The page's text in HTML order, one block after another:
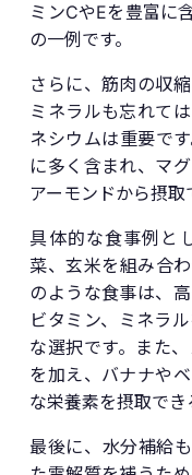
ミンCやEを豊富に
の一例です。
さらに、筋肉の収
ミネラルも忘れて
ネシウムは重要で
に多く含まれ、マ
アーモンドから摂取
具体的な食事例と
菜、玄米を組み合
のような食事は、
ビタミン、ミネラ
な選択です。また
を加え、バナナや
な栄養素を摂取でき
最後に、水分補給